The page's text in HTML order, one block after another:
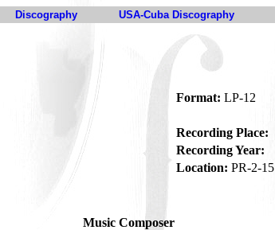
Discography USA-Cuba Discography
Format: LP-12
Recording Place:
Recording Year:
Location: PR-2-15
Music Composer